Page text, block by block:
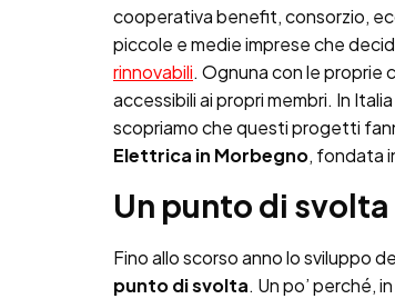
cooperativa benefit, consorzio,
piccole e medie imprese che
rinnovabili. Ognuna con le
accessibili ai propri membri. In
scopriamo che questi progetti
Elettrica in Morbegno, fondata
Un punto di svolta
Fino allo scorso anno lo sviluppo
punto di svolta. Un po’ perché,